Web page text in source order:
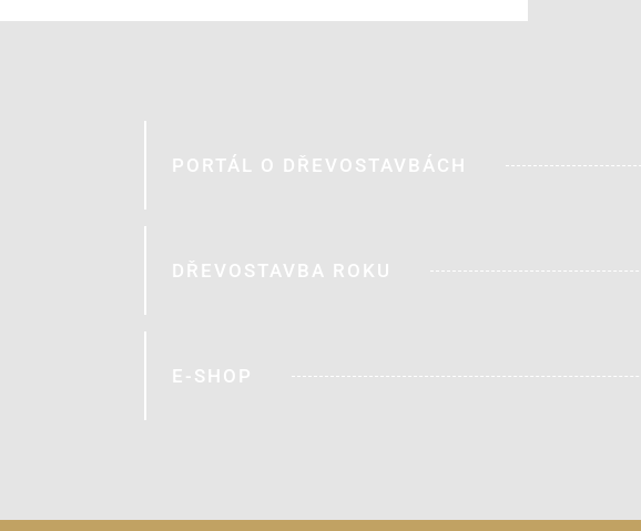
PORTÁL O DŘEVOSTAVBÁCH
DŘEVOSTAVBA ROKU
E-SHOP